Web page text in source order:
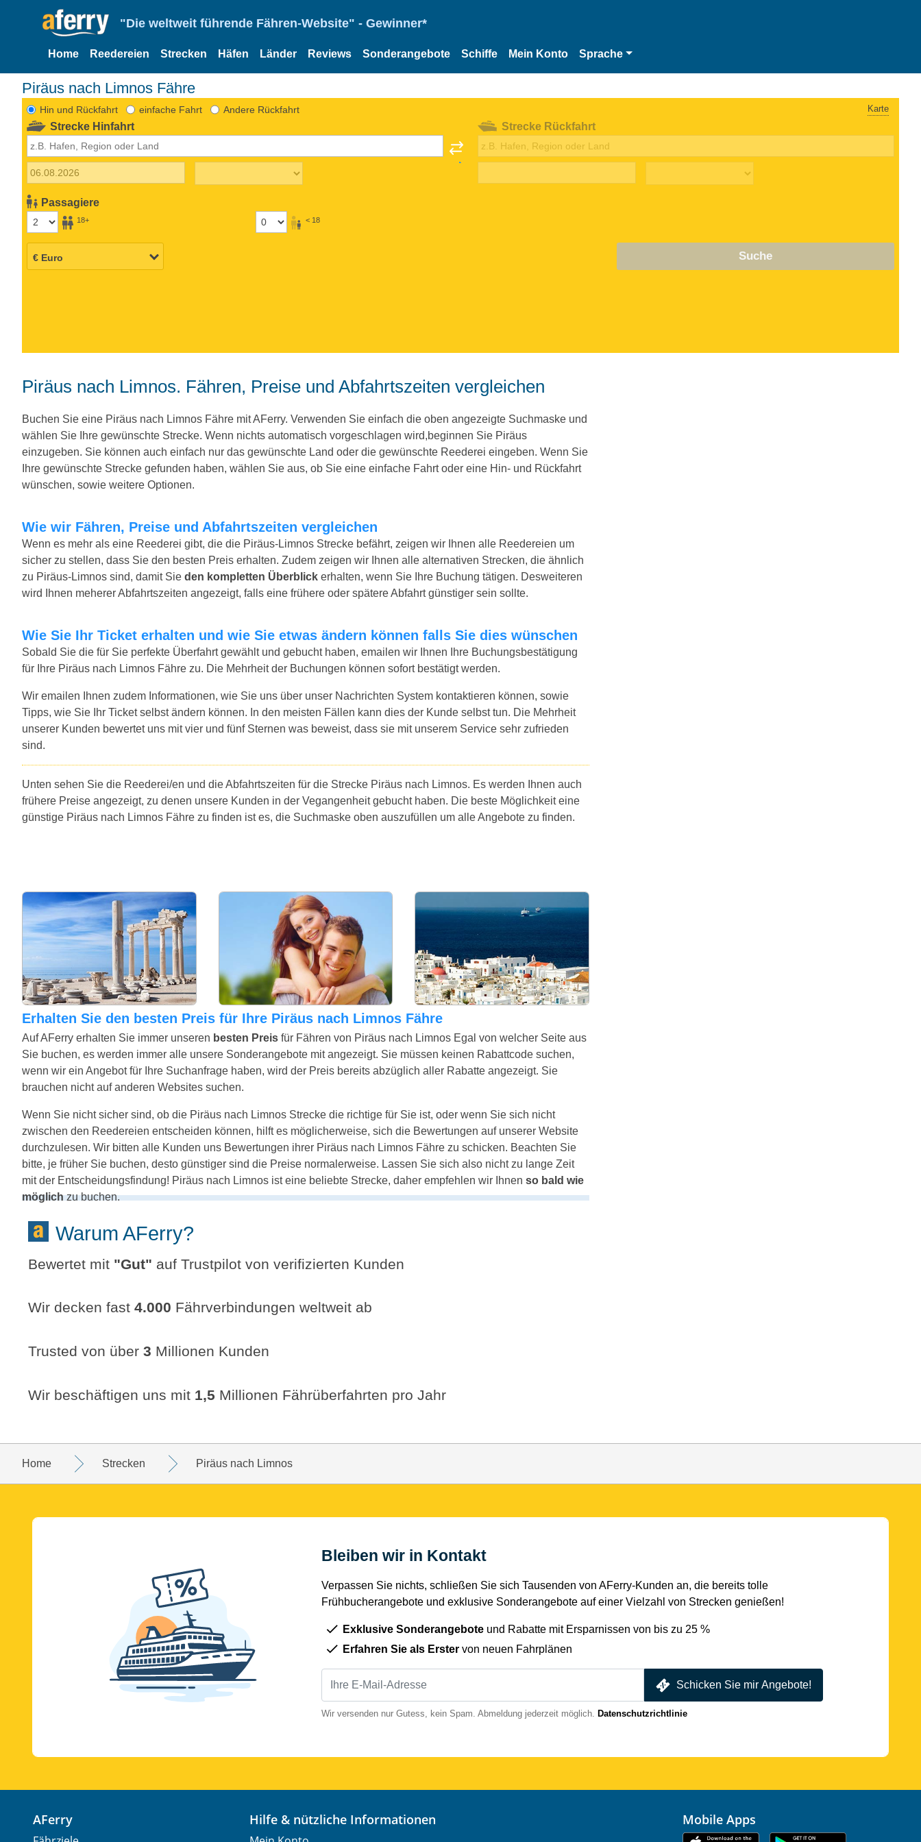
"Die weltweit führende Fähren-Website" - Gewinner*
Home Reedereien Strecken Häfen Länder Reviews Sonderangebote Schiffe Mein Konto Sprache
Piräus nach Limnos Fähre
Hin und Rückfahrt einfache Fahrt Andere Rückfahrt Karte
Strecke Hinfahrt
Passagiere
18+ < 18
Strecke Rückfahrt
Suche
Piräus nach Limnos. Fähren, Preise und Abfahrtszeiten vergleichen
Buchen Sie eine Piräus nach Limnos Fähre mit AFerry. Verwenden Sie einfach die oben angezeigte Suchmaske und
wählen Sie Ihre gewünschte Strecke. Wenn nichts automatisch vorgeschlagen wird,beginnen Sie Piräus
einzugeben. Sie können auch einfach nur das gewünschte Land oder die gewünschte Reederei eingeben. Wenn Sie
Ihre gewünschte Strecke gefunden haben, wählen Sie aus, ob Sie eine einfache Fahrt oder eine Hin- und Rückfahrt
wünschen, sowie weitere Optionen.
Wie wir Fähren, Preise und Abfahrtszeiten vergleichen
Wenn es mehr als eine Reederei gibt, die die Piräus-Limnos Strecke befährt, zeigen wir Ihnen alle Reedereien um
sicher zu stellen, dass Sie den besten Preis erhalten. Zudem zeigen wir Ihnen alle alternativen Strecken, die ähnlich
zu Piräus-Limnos sind, damit Sie den kompletten Überblick erhalten, wenn Sie Ihre Buchung tätigen. Desweiteren
wird Ihnen meherer Abfahrtszeiten angezeigt, falls eine frühere oder spätere Abfahrt günstiger sein sollte.
Wie Sie Ihr Ticket erhalten und wie Sie etwas ändern können falls Sie dies wünschen
Sobald Sie die für Sie perfekte Überfahrt gewählt und gebucht haben, emailen wir Ihnen Ihre Buchungsbestätigung
für Ihre Piräus nach Limnos Fähre zu. Die Mehrheit der Buchungen können sofort bestätigt werden.
Wir emailen Ihnen zudem Informationen, wie Sie uns über unser Nachrichten System kontaktieren können, sowie
Tipps, wie Sie Ihr Ticket selbst ändern können. In den meisten Fällen kann dies der Kunde selbst tun. Die Mehrheit
unserer Kunden bewertet uns mit vier und fünf Sternen was beweist, dass sie mit unserem Service sehr zufrieden
sind.
Unten sehen Sie die Reederei/en und die Abfahrtszeiten für die Strecke Piräus nach Limnos. Es werden Ihnen auch
frühere Preise angezeigt, zu denen unsere Kunden in der Vegangenheit gebucht haben. Die beste Möglichkeit eine
günstige Piräus nach Limnos Fähre zu finden ist es, die Suchmaske oben auszufüllen um alle Angebote zu finden.
Erhalten Sie den besten Preis für Ihre Piräus nach Limnos Fähre
Auf AFerry erhalten Sie immer unseren besten Preis für Fähren von Piräus nach Limnos Egal von welcher Seite aus
Sie buchen, es werden immer alle unsere Sonderangebote mit angezeigt. Sie müssen keinen Rabattcode suchen,
wenn wir ein Angebot für Ihre Suchanfrage haben, wird der Preis bereits abzüglich aller Rabatte angezeigt. Sie
brauchen nicht auf anderen Websites suchen.
Wenn Sie nicht sicher sind, ob die Piräus nach Limnos Strecke die richtige für Sie ist, oder wenn Sie sich nicht
zwischen den Reedereien entscheiden können, hilft es möglicherweise, sich die Bewertungen auf unserer Website
durchzulesen. Wir bitten alle Kunden uns Bewertungen ihrer Piräus nach Limnos Fähre zu schicken. Beachten Sie
bitte, je früher Sie buchen, desto günstiger sind die Preise normalerweise. Lassen Sie sich also nicht zu lange Zeit
mit der Entscheidungsfindung! Piräus nach Limnos ist eine beliebte Strecke, daher empfehlen wir Ihnen so bald wie
möglichzu buchen.
Warum AFerry?
Bewertet mit "Gut" auf Trustpilot von verifizierten Kunden
Wir decken fast 4.000 Fährverbindungen weltweit ab
Trusted von über 3 Millionen Kunden
Wir beschäftigen uns mit 1,5 Millionen Fährüberfahrten pro Jahr
Home Strecken Piräus nach Limnos
Bleiben wir in Kontakt
Verpassen Sie nichts, schließen Sie sich Tausenden von AFerry-Kunden an, die bereits tolle
Frühbucherangebote und exklusive Sonderangebote auf einer Vielzahl von Strecken genießen!
Exklusive Sonderangebote und Rabatte mit Ersparnissen von bis zu 25 %
Erfahren Sie als Erster von neuen Fahrplänen
Schicken Sie mir Angebote!
Wir versenden nur Gutess, kein Spam. Abmeldung jederzeit möglich. Datenschutzrichtlinie
AFerry Hilfe & nützliche Informationen Mobile Apps